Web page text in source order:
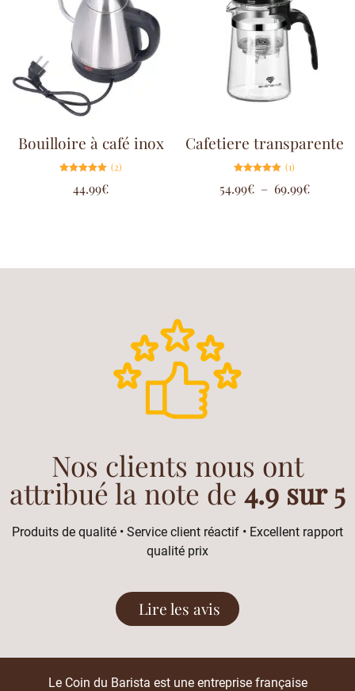
Bouilloire à café inox
5.00
sur 5
(2)
44.99€
Cafetiere transparente
5.00
sur 5
(1)
54.99€ – 69.99€
Nos clients nous ont
attribué la note de 4.9 sur 5
Produits de qualité • Service client réactif • Excellent rapport
qualité prix
Lire les avis
Le Coin du Barista est une entreprise française